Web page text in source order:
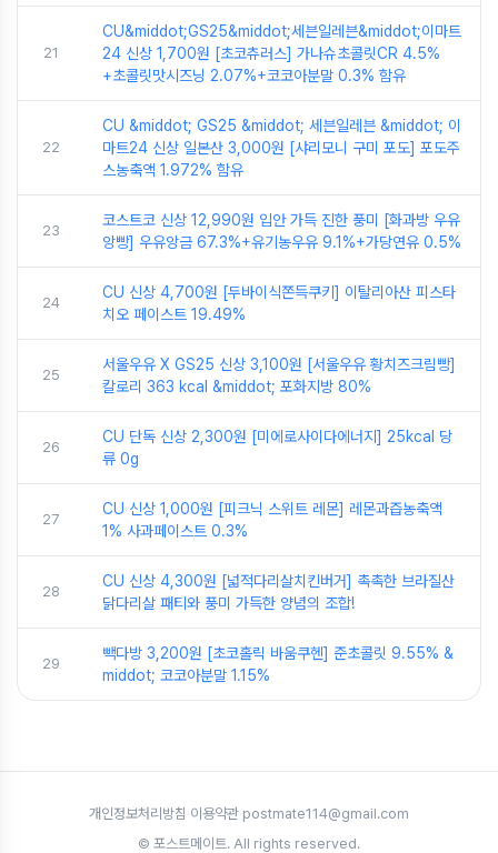
21
CU&middot;GS25&middot;세븐일레븐&middot;이마트
24 신상 1,700원 [초코츄러스] 가나슈초콜릿CR 4.5%
+초콜릿맛시즈닝 2.07%+코코아분말 0.3% 함유
22
CU &middot; GS25 &middot; 세븐일레븐 &middot; 이
마트24 신상 일본산 3,000원 [샤리모니 구미 포도] 포도주
스농축액 1.972% 함유
23
코스트코 신상 12,990원 입안 가득 진한 풍미 [화과방 우유
앙빵] 우유앙금 67.3%+유기농우유 9.1%+가당연유 0.5%
24
CU 신상 4,700원 [두바이식쫀득쿠키] 이탈리아산 피스타
치오 페이스트 19.49%
25
서울우유 X GS25 신상 3,100원 [서울우유 황치즈크림빵]
칼로리 363 kcal &middot; 포화지방 80%
26
CU 단독 신상 2,300원 [미에로사이다에너지] 25kcal 당
류 0g
27
CU 신상 1,000원 [피크닉 스위트 레몬] 레몬과즙농축액
1% 사과페이스트 0.3%
28
CU 신상 4,300원 [넓적다리살치킨버거] 촉촉한 브라질산
닭다리살 패티와 풍미 가득한 양념의 조합!
29
빽다방 3,200원 [초코홀릭 바움쿠헨] 준초콜릿 9.55% &
middot; 코코아분말 1.15%
개인정보처리방침 ·이용약관·postmate114@gmail.com
© 포스트메이트. All rights reserved.